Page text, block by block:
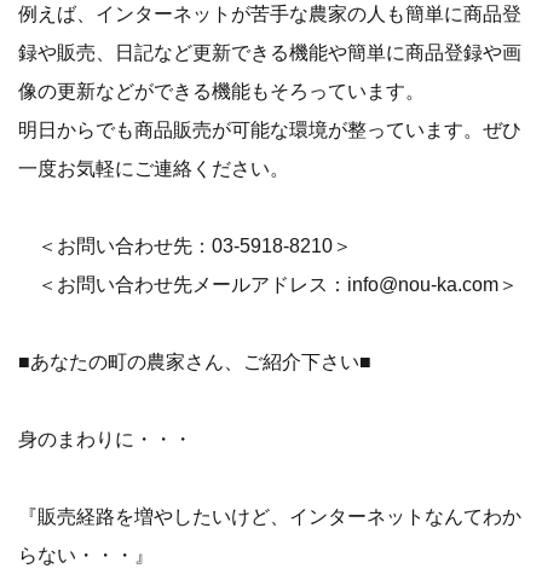
例えば、インターネットが苦手な農家の人も簡単に商品登
録や販売、日記など更新できる機能や簡単に商品登録や画
像の更新などができる機能もそろっています。
明日からでも商品販売が可能な環境が整っています。ぜひ
一度お気軽にご連絡ください。
＜お問い合わせ先：03-5918-8210＞
＜お問い合わせ先メールアドレス：info@nou-ka.com＞
■あなたの町の農家さん、ご紹介下さい■
身のまわりに・・・
『販売経路を増やしたいけど、インターネットなんてわか
らない・・・』